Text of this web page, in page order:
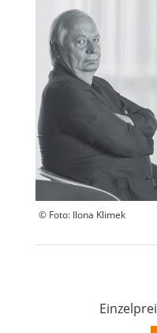
© Foto: Ilona Klimek